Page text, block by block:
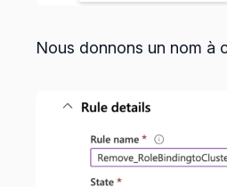
Nous donnons un nom à